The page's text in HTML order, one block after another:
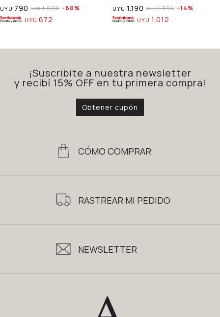
UYU 790 UYU 1.990 60
UYU 672
UYU 1.190 UYU 1.390 14
UYU 1.012
¡Suscribite a nuestra newsletter
y recibí 15% OFF en tu primera compra!
Obtener cupón
CÓMO COMPRAR
RASTREAR MI PEDIDO
NEWSLETTER